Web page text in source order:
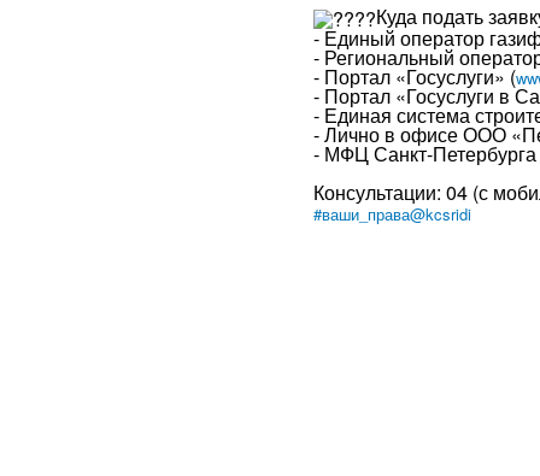
Куда подать
- Единый оператор
- Региональный
- Портал «Госуслуги» (
- Портал «Госуслуги в
- Единая система
- Лично в офисе ООО
- МФЦ Санкт-Петербурга
Консультации: 04 (с
#ваши_права@kcsridi